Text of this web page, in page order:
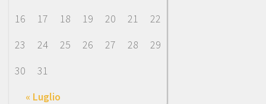
« Luglio
16
17 18 19 20 21
22
23
24 25 26 27 28
29
30
31